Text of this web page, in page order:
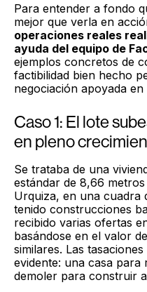
Para entender a fondo
mejor que verla en
operaciones reales
ayuda del equipo de
ejemplos concretos de
factibilidad bien hecho
negociación apoyada en
Caso 1: El lote
en pleno
Se trataba de una
estándar de 8,66
Urquiza, en una cuadra
tenido construcciones
recibido varias ofertas
basándose en el valor
similares. Las
evidente: una casa
demoler para construir